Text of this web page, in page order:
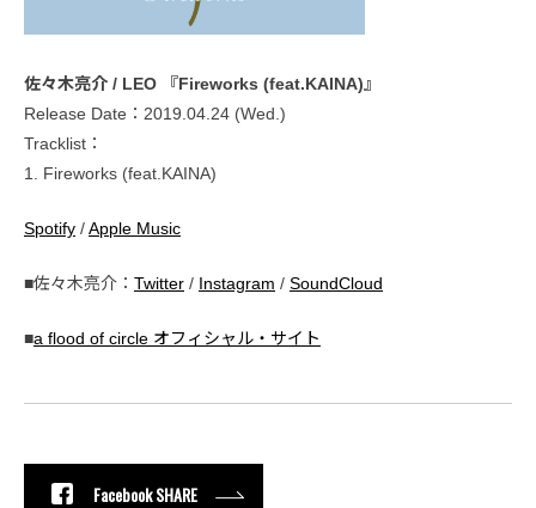
佐々木亮介 / LEO 『Fireworks (feat.KAINA)』
Release Date：2019.04.24 (Wed.)
Tracklist：
1. Fireworks (feat.KAINA)
Spotify /Apple Music
■佐々木亮介： Twitter / Instagram / SoundCloud
■a flood of circle オフィシャル・サイト
Facebook SHARE